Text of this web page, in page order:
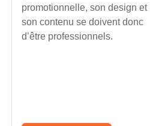
promotionnelle, son design et
son contenu se doivent donc
d’être professionnels.